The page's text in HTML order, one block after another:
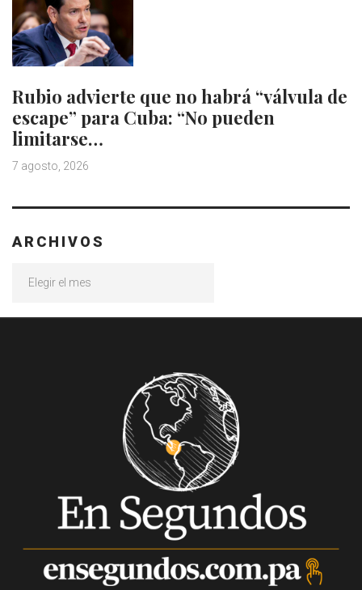
Rubio advierte que no habrá “válvula de
escape” para Cuba: “No pueden
limitarse…
7 agosto, 2026
ARCHIVOS